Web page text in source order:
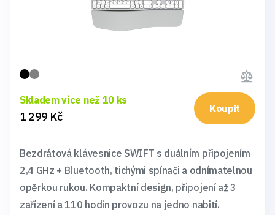
Skladem více než 10 ks
1 299 Kč
Koupit
Bezdrátová klávesnice SWIFT s duálním připojením
2,4 GHz + Bluetooth, tichými spínači a odnímatelnou
opěrkou rukou. Kompaktní design, připojení až 3
zařízení a 110 hodin provozu na jedno nabití.